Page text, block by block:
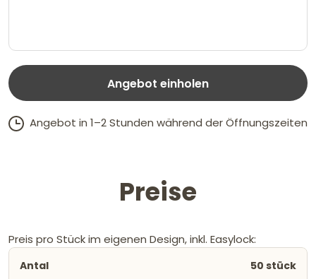
Angebot einholen
Angebot in 1–2 Stunden während der Öffnungszeiten
Preise
Preis pro Stück im eigenen Design, inkl. Easylock:
50 stück